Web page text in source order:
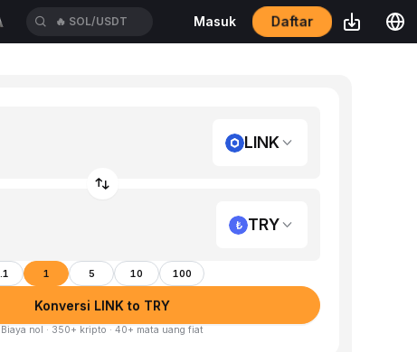
🔥 SOL/USDT Masuk Daftar
LINK
TRY
1 5 10 100
Konversi LINK to TRY
Biaya nol · 350+ kripto · 40+ mata uang fiat